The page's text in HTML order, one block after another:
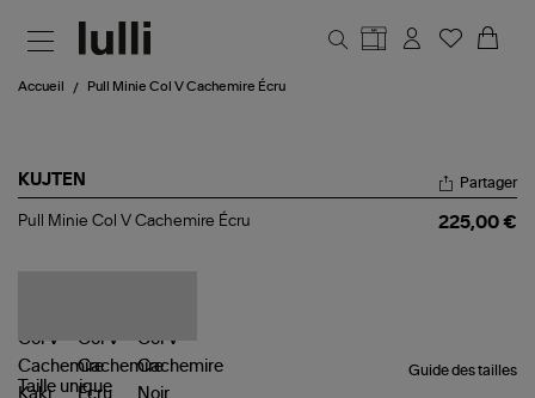
Accueil Pull Minie Col V Cachemire Écru
KUJTEN
Pull
Partager
Pull Minie Col V Cachemire Écru 225,00 €
Guide des tailles
Taille unique